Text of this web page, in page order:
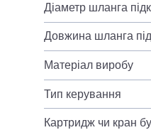
Діаметр шланга
Довжина шланга
Матеріал виробу
Тип керування
Картридж чи кран